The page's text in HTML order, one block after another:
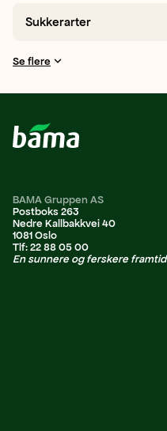
Sukkerarter
Se flere
BAMA Gruppen AS
Postboks 263
Nedre Kallbakkvei 40
1081 Oslo
Tlf: 22 88 05 00
En sunnere og ferskere framtid